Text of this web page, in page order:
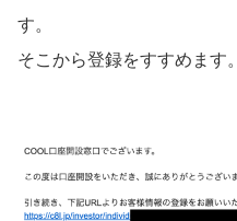
す。
そこから登録をすすめます。